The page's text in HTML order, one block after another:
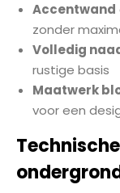
Accentwand
zonder
Volledig
rustige basis
Maatwerk
voor een